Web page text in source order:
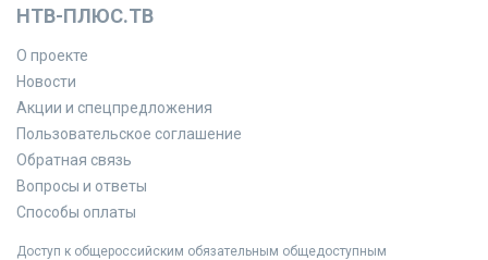
НТВ-ПЛЮС.ТВ
О проекте
Новости
Акции и спецпредложения
Пользовательское соглашение
Обратная связь
Вопросы и ответы
Способы оплаты
Доступ к общероссийским обязательным общедоступным